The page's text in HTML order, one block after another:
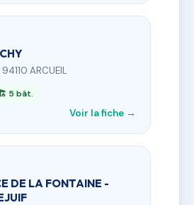
ARCUEIL
5 bât.
Voir la fiche →
DE LA FONTAINE -